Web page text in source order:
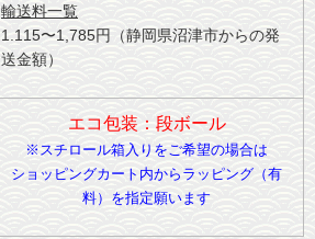
輸送料一覧
1.115〜1,785円（静岡県沼津市からの発
送金額）
エコ包装：段ボール
※スチロール箱入りをご希望の場合は
ショッピングカート内からラッピング（有
料）を指定願います